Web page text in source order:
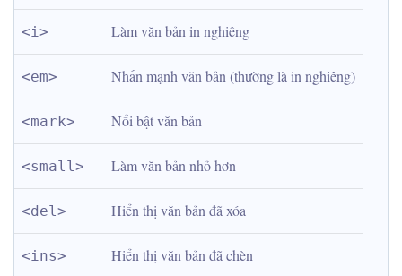
<i> Làm văn bản in nghiêng
<em> Nhấn mạnh văn bản (thường là in nghiêng)
<mark> Nổi bật văn bản
<small> Làm văn bản nhỏ hơn
<del> Hiển thị văn bản đã xóa
<ins> Hiển thị văn bản đã chèn